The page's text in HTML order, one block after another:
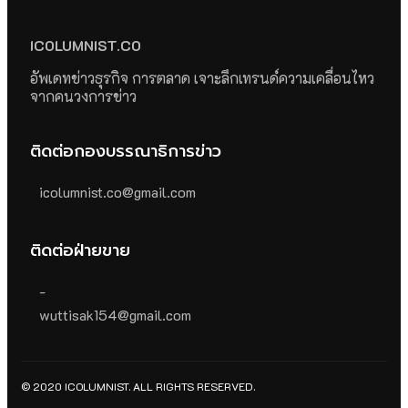
ICOLUMNIST.CO
อัพเดทข่าวธุรกิจ การตลาด เจาะลึกเทรนด์ความเคลื่อนไหว
จากคนวงการข่าว
ติดต่อกองบรรณาธิการข่าว
icolumnist.co@gmail.com
ติดต่อฝ่ายขาย
-
wuttisak154@gmail.com
© 2020 ICOLUMNIST. ALL RIGHTS RESERVED.